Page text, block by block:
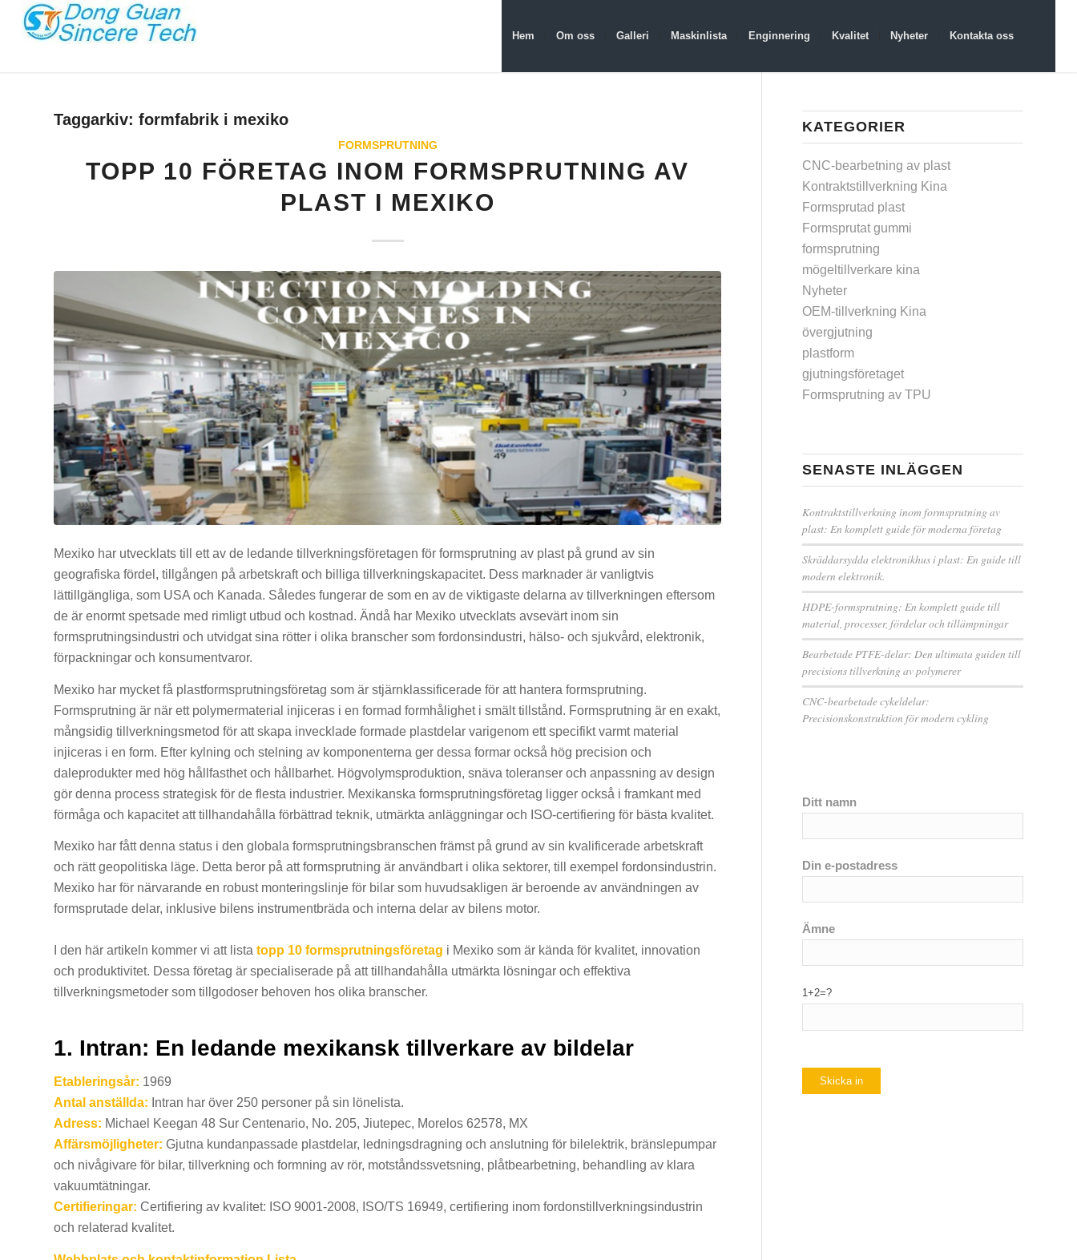
Hem Om oss Galleri Maskinlista Enginnering Kvalitet Nyheter Kontakta oss
Taggarkiv: formfabrik i mexiko
FORMSPRUTNING
TOPP 10 FÖRETAG INOM FORMSPRUTNING AV
PLAST I MEXIKO
Mexiko har utvecklats till ett av de ledande tillverkningsföretagen för formsprutning av plast på grund av sin
geografiska fördel, tillgången på arbetskraft och billiga tillverkningskapacitet. Dess marknader är vanligtvis
lättillgängliga, som USA och Kanada. Således fungerar de som en av de viktigaste delarna av tillverkningen eftersom
de är enormt spetsade med rimligt utbud och kostnad. Ändå har Mexiko utvecklats avsevärt inom sin
formsprutningsindustri och utvidgat sina rötter i olika branscher som fordonsindustri, hälso- och sjukvård, elektronik,
förpackningar och konsumentvaror.
Mexiko har mycket få plastformsprutningsföretag som är stjärnklassificerade för att hantera formsprutning.
Formsprutning är när ett polymermaterial injiceras i en formad formhålighet i smält tillstånd. Formsprutning är en exakt,
mångsidig tillverkningsmetod för att skapa invecklade formade plastdelar varigenom ett specifikt varmt material
injiceras i en form. Efter kylning och stelning av komponenterna ger dessa formar också hög precision och
daleprodukter med hög hållfasthet och hållbarhet. Högvolymsproduktion, snäva toleranser och anpassning av design
gör denna process strategisk för de flesta industrier. Mexikanska formsprutningsföretag ligger också i framkant med
förmåga och kapacitet att tillhandahålla förbättrad teknik, utmärkta anläggningar och ISO-certifiering för bästa kvalitet.
Mexiko har fått denna status i den globala formsprutningsbranschen främst på grund av sin kvalificerade arbetskraft
och rätt geopolitiska läge. Detta beror på att formsprutning är användbart i olika sektorer, till exempel fordonsindustrin.
Mexiko har för närvarande en robust monteringslinje för bilar som huvudsakligen är beroende av användningen av
formsprutade delar, inklusive bilens instrumentbräda och interna delar av bilens motor.
I den här artikeln kommer vi att lista topp 10 formsprutningsföretag i Mexiko som är kända för kvalitet, innovation
och produktivitet. Dessa företag är specialiserade på att tillhandahålla utmärkta lösningar och effektiva
tillverkningsmetoder som tillgodoser behoven hos olika branscher.
1. Intran: En ledande mexikansk tillverkare av bildelar
Etableringsår: 1969
Antal anställda: Intran har över 250 personer på sin lönelista.
Adress: Michael Keegan 48 Sur Centenario, No. 205, Jiutepec, Morelos 62578, MX
Affärsmöjligheter: Gjutna kundanpassade plastdelar, ledningsdragning och anslutning för bilelektrik, bränslepumpar
och nivågivare för bilar, tillverkning och formning av rör, motståndssvetsning, plåtbearbetning, behandling av klara
vakuumtätningar.
Certifieringar: Certifiering av kvalitet: ISO 9001-2008, ISO/TS 16949, certifiering inom fordonstillverkningsindustrin
och relaterad kvalitet.
KATEGORIER
CNC-bearbetning av plast
Kontraktstillverkning Kina
Formsprutad plast
Formsprutat gummi
formsprutning
mögeltillverkare kina
Nyheter
OEM-tillverkning Kina
övergjutning
plastform
gjutningsföretaget
Formsprutning av TPU
SENASTE INLÄGGEN
Kontraktstillverkning inom formsprutning av
plast: En komplett guide för moderna företag
Skräddarsydda elektronikhus i plast: En guide till
modern elektronik.
HDPE-formsprutning: En komplett guide till
material, processer, fördelar och tillämpningar
Bearbetade PTFE-delar: Den ultimata guiden till
precisions tillverkning av polymerer
CNC-bearbetade cykeldelar:
Precisionskonstruktion för modern cykling
Ditt namn
Din e-postadress
Ämne
1+2=?